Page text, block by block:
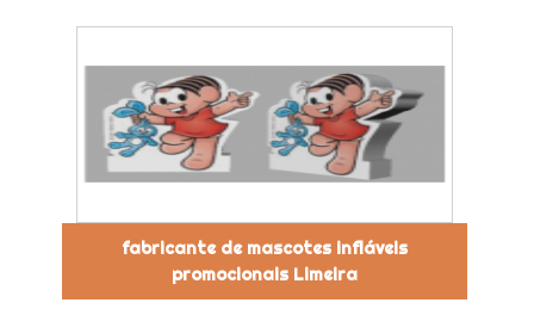
fabricante de mascotes infláveis
promocionais Limeira